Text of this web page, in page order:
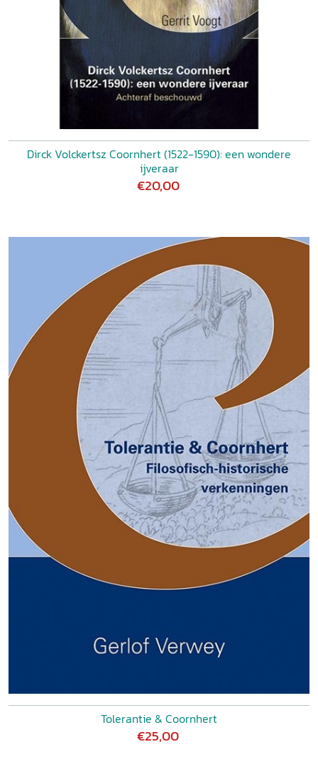
Dirck Volckertsz Coornhert (1522-1590): een wondere
ijveraar
€20,00
Tolerantie & Coornhert
€25,00